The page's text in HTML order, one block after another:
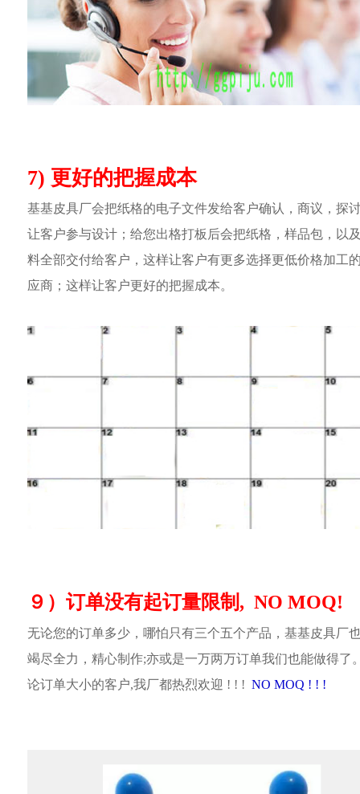
7) 更好的把握成本
基基皮具厂会把纸格的电子文件发给客户确认，商议，探
让客户参与设计；给您出格打板后会把纸格，样品包，以
料全部交付给客户，这样让客户有更多选择更低价格加工
应商；这样让客户更好的把握成本。
９）订单没有起订量限制, NO MOQ!
无论您的订单多少，哪怕只有三个五个产品，基基皮具厂
竭尽全力，精心制作;亦或是一万两万订单我们也能做得了
论订单大小的客户,我厂都热烈欢迎 ! ! ! NO MOQ ! ! !